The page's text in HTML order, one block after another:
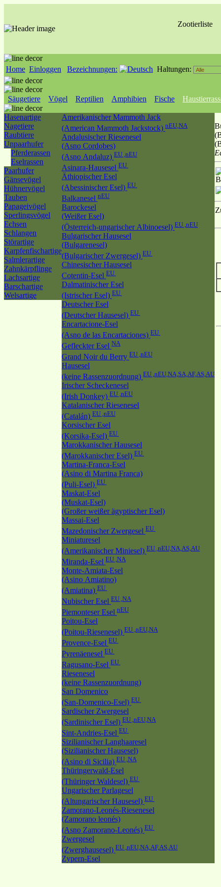
Zootierliste
Home Einloggen Bezeichnungen: Haltungen:
Säugetiere Vögel Reptilien Amphibien Fische
Hasenartige
Nagetiere
Raubtiere
Unpaarhufer
Pferderassen
Eselrassen
Paarhufer
Gänsevögel
Hühnervögel
Tauben
Papageivögel
Sperlingsvögel
Echsen
Schlangen
Störartige
Karpfenfischartige
Salmlerartige
Zahnkärpflinge
Lachsartige
Barschartige
Welsartige
Amerikanischer Mammoth Jack
(American Mammoth Jackstock) nEU,NA
Andalusischer Riesenesel
(Asno Cordobes)
(Asno Andaluz) EU ,nEU
Asinara-Hausesel EU
Äthiopischer Esel
(Abessinischer Esel) EU
Balkanesel nEU
Barockesel
(Weißer Esel)
(Österreich-ungarischer Albinoesel) EU ,nEU
Bulgarischer Hausesel
(Bulgarenesel)
(Bulgarischer Zwergesel) EU
Chinesischer Hausesel
Cotentin-Esel EU
Dalmatinischer Esel
(Istrischer Esel) EU
Deutscher Esel
(Deutscher Hausesel) EU
Encartacione-Esel
(Asno de las Encartaciones) EU
Gefleckter Esel NA
Grand Noir du Berry EU ,nEU
Hausesel
(keine Rassenzuordnung) EU ,nEU,NA,SA,AF,AS,AU
Irischer Scheckenesel
(Irish Donkey) EU ,nEU
Katalanischer Riesenesel
(Catalán) EU ,nEU
Korsischer Esel
(Korsika-Esel) EU
Marokkanischer Hausesel
(Marokkanischer Esel) EU
Martina-Franca-Esel
(Asino di Martina Franca)
(Puli-Esel) EU
Maskat-Esel
(Muskat-Esel)
(Großer weißer ägyptischer Esel)
Massai-Esel
Mazedonischer Zwergesel EU
Miniaturesel
(Amerikanischer Miniesel) EU ,nEU,NA,AS,AU
Miranda-Esel EU ,NA
Monte-Amiata-Esel
(Asino Amiatino)
(Amiatina) EU
Nubischer Esel EU ,NA
Piemonteser Esel nEU
Poitou-Esel
(Poitou-Riesenesel) EU ,nEU,NA
Provence-Esel EU
Pyrenäenesel EU
Ragusano-Esel EU
Riesenesel
(keine Rassenzuordnung)
San Domenico
(San-Domenico-Esel) EU
Sardischer Zwergesel
(Sardinischer Esel) EU ,nEU,NA
Sint-Andries-Esel EU
Sizilianischer Langhaaresel
(Sizilianischer Hausesel)
(Asino di Sicilia) EU ,NA
Thüringerwald-Esel
(Thüringer Waldesel) EU
Ungarischer Parlagesel
(Altungarischer Hausesel) EU
Zamorano-Leonés-Riesenesel
(Zamorano leonés)
(Asno Zamorano-Leonés) EU
Zwergesel
(Zwerghausesel) EU ,nEU,NA,AF,AS,AU
Zypern-Esel